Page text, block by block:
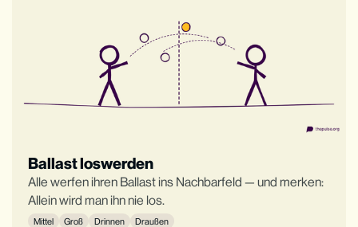
Ballast loswerden
Alle werfen ihren Ballast ins Nachbarfeld — und merken:
Allein wird man ihn nie los.
Mittel Groß Drinnen Draußen